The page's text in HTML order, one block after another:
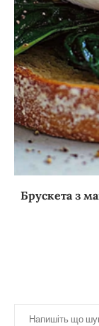
Брускета з